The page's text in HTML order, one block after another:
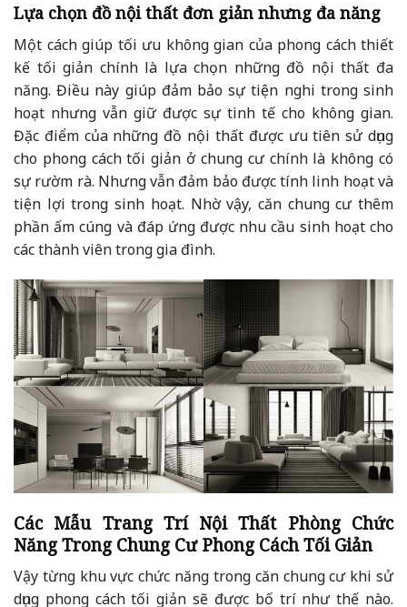
Lựa chọn đồ nội thất đơn giản nhưng đa năng
Một cách giúp tối ưu không gian của phong cách thiết
kế tối giản chính là lựa chọn những đồ nội thất đa
năng. Điều này giúp đảm bảo sự tiện nghi trong sinh
hoạt nhưng vẫn giữ được sự tinh tế cho không gian.
Đặc điểm của những đồ nội thất được ưu tiên sử dụng
cho phong cách tối giản ở chung cư chính là không có
sự rườm rà. Nhưng vẫn đảm bảo được tính linh hoạt và
tiện lợi trong sinh hoạt. Nhờ vậy, căn chung cư thêm
phần ấm cúng và đáp ứng được nhu cầu sinh hoạt cho
các thành viên trong gia đình.
Các Mẫu Trang Trí Nội Thất Phòng Chức
Năng Trong Chung Cư Phong Cách Tối Giản
Vậy từng khu vực chức năng trong căn chung cư khi sử
dụng phong cách tối giản sẽ được bố trí như thế nào.